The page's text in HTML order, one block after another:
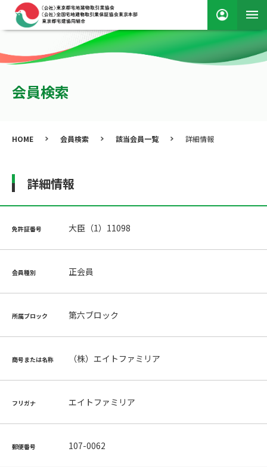
会員検索
HOME 会員検索 該当会員一覧 詳細情報
詳細情報
免許証番号 大臣（1）11098
会員種別 正会員
所属ブロック 第六ブロック
商号または名称 （株）エイトファミリア
フリガナ エイトファミリア
郵便番号 107-0062